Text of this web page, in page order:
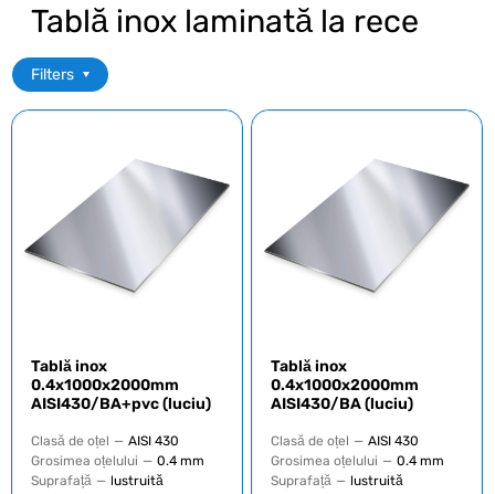
Tablă inox laminată la rece
Filters
Tablă inox
0.4x1000x2000mm
AISI430/BA+pvc (luciu)
Clasă de oțel — AISI 430
Grosimea oțelului — 0.4 mm
Suprafață — lustruită
Tablă inox
0.4x1000x2000mm
AISI430/BA (luciu)
Clasă de oțel — AISI 430
Grosimea oțelului — 0.4 mm
Suprafață — lustruită